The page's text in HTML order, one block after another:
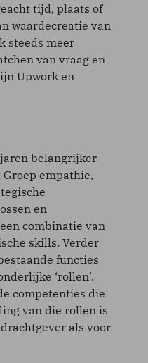
tijd, plaats of
waardecreatie van
steeds meer
van vraag en
Upwork en
belangrijker
empathie,
en
combinatie van
skills. Verder
functies
‘rollen’.
competenties die
van die rollen is
als voor